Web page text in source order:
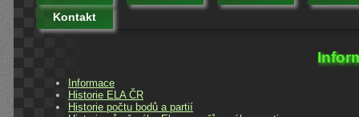
Kontakt
Informace
Historie ELA ČR
Historie počtu bodů a partií